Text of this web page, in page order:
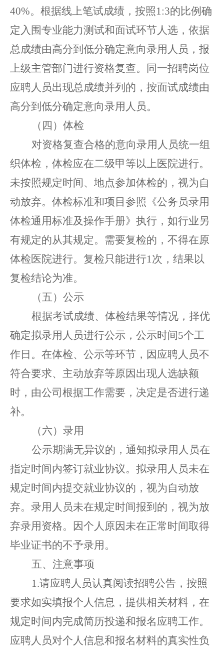
40%。根据线上笔试成绩，按照1:3的比例确
定入围专业能力测试和面试环节人选，依据
总成绩由高分到低分确定意向录用人员，报
上级主管部门进行资格复查。同一招聘岗位
应聘人员出现总成绩并列的，按面试成绩由
高分到低分确定意向录用人员。
（四）体检
对资格复查合格的意向录用人员统一组
织体检，体检应在二级甲等以上医院进行。
未按照规定时间、地点参加体检的， 视为 自
动放弃。 体检标准和项目参照《公务员录用
体检通用标准及操作手册》执行， 如行业另
有规定的从其规定。 需要复检的，不得在原
体检医院进行。复检只能进行1次，结果以
复检结论为准。
（五）公示
根据考试成绩、体检结果等情况，择优
确定拟录用人员进行公示，公示时间5个工
作日。 在体检、公示等环节，因应聘人员不
符合要求、主动放弃等原因出现人选缺额
时，由公司根据工作需要，决定是否进行递
补。
（六）录用
公示期满无异议的，通知拟录用人员在
指定时间内签订就业协议。拟录用人员未在
规定时间内提交就业协议的，视为自动放
弃。录用人员未在规定时间报到的 ， 视为放
弃录用资格。 因个人原因未在正常时间取得
毕业证书的不予录用。
五、 注意事项
1.请应聘人员认真阅读招聘公告，按照
要求如实填报个人信息 ， 提供相关材料，在
规定时间内完成简历投递和报名应聘工作。
应聘人员对个人信息和报名材料的真实性负